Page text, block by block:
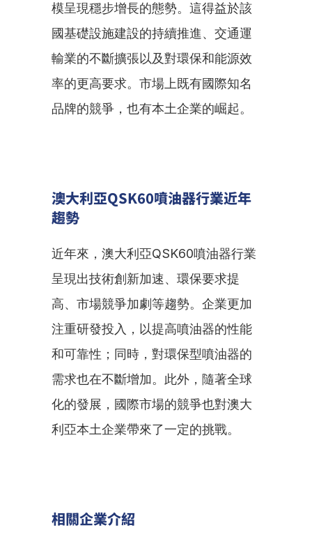
模呈現穩步增長的態勢。這得益於該
國基礎設施建設的持續推進、交通運
輸業的不斷擴張以及對環保和能源效
率的更高要求。市場上既有國際知名
品牌的競爭，也有本土企業的崛起。
澳大利亞QSK60噴油器行業近年
趨勢
近年來，澳大利亞QSK60噴油器行業
呈現出技術創新加速、環保要求提
高、市場競爭加劇等趨勢。企業更加
注重研發投入，以提高噴油器的性能
和可靠性；同時，對環保型噴油器的
需求也在不斷增加。此外，隨著全球
化的發展，國際市場的競爭也對澳大
利亞本土企業帶來了一定的挑戰。
相關企業介紹